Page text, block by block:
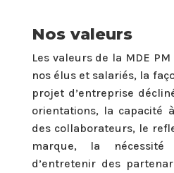
Nos valeurs
Les valeurs de la MDE
nos élus et salariés, la
projet d’entreprise
orientations, la capacité
des collaborateurs, le
marque, la
d’entretenir des